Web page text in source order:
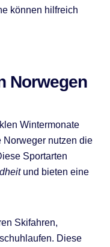
können hilfreich
Norwegen
Wintermonate
Norweger nutzen die
Sportarten
und bieten eine
Skifahren,
Diese